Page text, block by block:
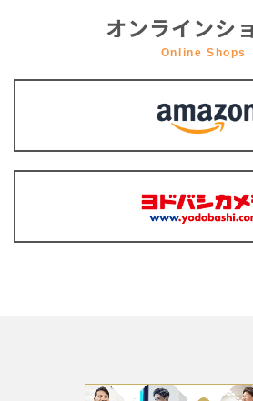
オンラインシ
Online Shops